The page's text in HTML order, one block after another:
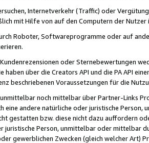
Internetverkehr (Traffic) oder
mit Hilfe von auf den Computern der
Roboter, Softwareprogramme oder auf
oder Sternebewertungen
haben über die Creators API und die PA API
beschriebenen Voraussetzungen für die
noch mittelbar über Partner-Links
eine andere natürliche oder juristische
gestatten bzw. diese nicht dazu auffordern
juristische Person, unmittelbar oder mittelbar
gewerblichen Zwecken (gleich welcher Art)